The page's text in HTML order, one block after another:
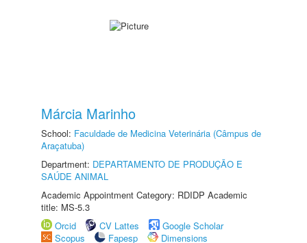
Márcia Marinho
School: Faculdade de Medicina Veterinária (Câmpus de
Araçatuba)
Department: DEPARTAMENTO DE PRODUÇÃO E
SAÚDE ANIMAL
Academic Appointment Category: RDIDP Academic
title: MS-5.3
Orcid
CV Lattes
Google Scholar
Scopus
Fapesp
Dimensions